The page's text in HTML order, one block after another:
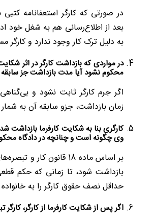
بعد از اطلاع‌رسانی هم به شغل خود
به دلیل ترک کار وجود ندارد و کارگر
در مواردی که بازداشت کارگر در اثر
محکوم نشود آیا مدت بازداشت جز
اگر جرم کارگر ثابت نشود و
زمان بازداشت، جزو سابقه آن به
کارگری بنا به شکایت کارفرما بازداشت
وی چگونه است و چنانچه در دادگاه
بر اساس ماده 18 قانون
بازداشت شود، تا زمانی که حکم
حداقل نصف حقوق کارگر را به
اگر پس از شکایت کارفرما از کارگر،